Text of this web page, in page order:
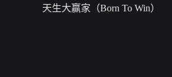
天生大赢家（Born To Win）